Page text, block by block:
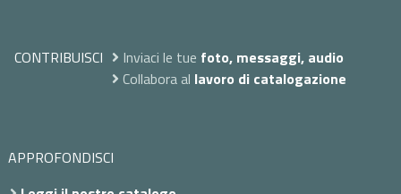
CONTRIBUISCI Inviaci le tue foto, messaggi, audio
Collabora al lavoro di catalogazione
APPROFONDISCI